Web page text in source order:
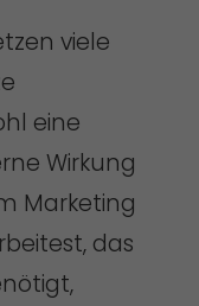
viele
eine
Wirkung
Marketing
das